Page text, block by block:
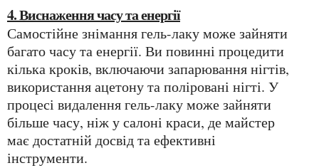
4. Виснаження часу та енергії
Самостійне знімання гель-лаку може зайняти
багато часу та енергії. Ви повинні процедити
кілька кроків, включаючи запарювання нігтів,
використання ацетону та поліровані нігті. У
процесі видалення гель-лаку може зайняти
більше часу, ніж у салоні краси, де майстер
має достатній досвід та ефективні
інструменти.